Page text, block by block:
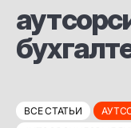
ВСЕ СТАТЬИ